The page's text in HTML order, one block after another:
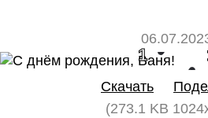
1
Скачать
(273.1 KB